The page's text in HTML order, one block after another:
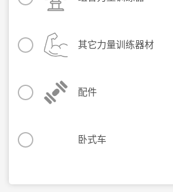
其它力量训练器材
配件
卧式车